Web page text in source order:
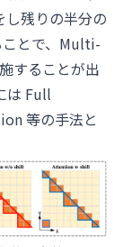
残りの半分の
とで、Multi-
することが出
は Full
等の手法と